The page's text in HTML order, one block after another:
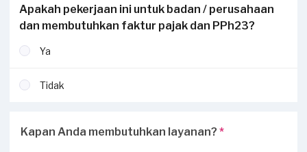
Apakah pekerjaan ini untuk badan / perusahaan
dan membutuhkan faktur pajak dan PPh23?
Ya
Tidak
Kapan Anda membutuhkan layanan? *